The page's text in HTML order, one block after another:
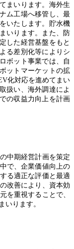
まいります。海外生
ム工場へ移管し、最
いたします。貯水機
いります。また、防
した経営基盤をもと
る差別化等によりシ
ボット事業では、自
ットマーケットの拡
化対応を進めてまい
扱い、海外調達によ
の収益力向上を計画
中期経営計画を策定
で、企業価値向上の
る適正な評価と最適
改善により、資本効
を重視することで、
いります。